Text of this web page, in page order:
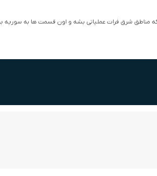
مناطق شرق فرات عملیاتی بشه و اون قسمت ها به سوریه